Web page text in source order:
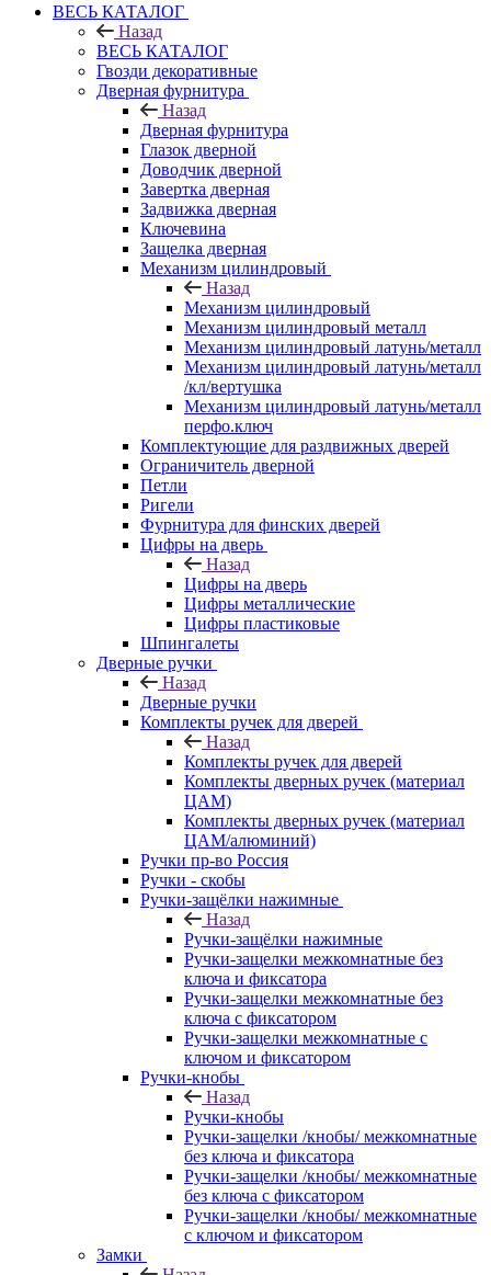
ВЕСЬ КАТАЛОГ
Назад
ВЕСЬ КАТАЛОГ
Гвозди декоративные
Дверная фурнитура
Назад
Дверная фурнитура
Глазок дверной
Доводчик дверной
Завертка дверная
Задвижка дверная
Ключевина
Защелка дверная
Механизм цилиндровый
Назад
Механизм цилиндровый
Механизм цилиндровый металл
Механизм цилиндровый латунь/металл
Механизм цилиндровый латунь/металл
/кл/вертушка
Механизм цилиндровый латунь/металл
перфо.ключ
Комплектующие для раздвижных дверей
Ограничитель дверной
Петли
Ригели
Фурнитура для финских дверей
Цифры на дверь
Назад
Цифры на дверь
Цифры металлические
Цифры пластиковые
Шпингалеты
Дверные ручки
Назад
Дверные ручки
Комплекты ручек для дверей
Назад
Комплекты ручек для дверей
Комплекты дверных ручек (материал
ЦАМ)
Комплекты дверных ручек (материал
ЦАМ/алюминий)
Ручки пр-во Россия
Ручки - скобы
Ручки-защёлки нажимные
Назад
Ручки-защёлки нажимные
Ручки-защелки межкомнатные без
ключа и фиксатора
Ручки-защелки межкомнатные без
ключа с фиксатором
Ручки-защелки межкомнатные с
ключом и фиксатором
Ручки-кнобы
Назад
Ручки-кнобы
Ручки-защелки /кнобы/ межкомнатные
без ключа и фиксатора
Ручки-защелки /кнобы/ межкомнатные
без ключа с фиксатором
Ручки-защелки /кнобы/ межкомнатные
с ключом и фиксатором
Замки